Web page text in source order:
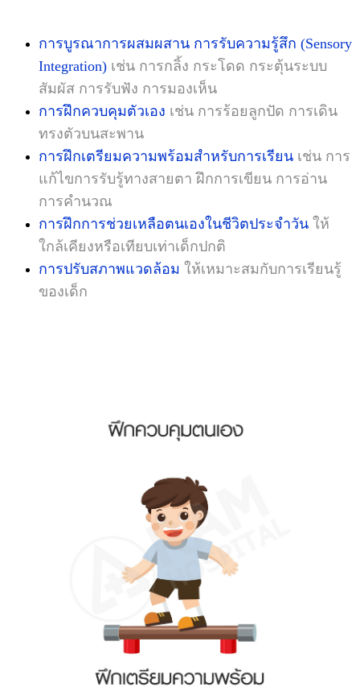
การบูรณาการผสมผสาน การรับความรู้สึก (Sensory
Integration) เช่น การกลิ้ง กระโดด กระตุ้นระบบ
สัมผัส การรับฟัง การมองเห็น
การฝึกควบคุมตัวเอง เช่น การร้อยลูกปัด การเดิน
ทรงตัวบนสะพาน
การฝึกเตรียมความพร้อมสำหรับการเรียน เช่น การ
แก้ไขการรับรู้ทางสายตา ฝึกการเขียน การอ่าน
การคำนวณ
การฝึกการช่วยเหลือตนเองในชีวิตประจำวัน ให้
ใกล้เคียงหรือเทียบเท่าเด็กปกติ
การปรับสภาพแวดล้อม ให้เหมาะสมกับการเรียนรู้
ของเด็ก